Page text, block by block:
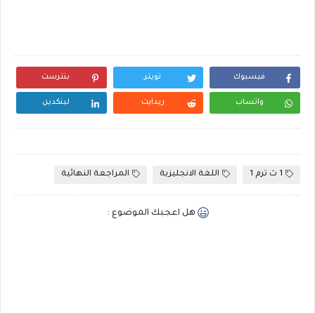
فيسبوك تويتر بنترست
واتساب ريدايت لينكدين
1 ث ترم 1 اللغة الانجليزية المراجعة النهائية
هل اعجبك الموضوع :